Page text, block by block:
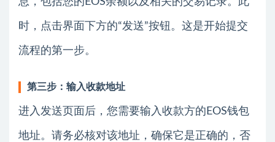
时，点击界面下方的“发送”按钮。这是开始提交
流程的第一步。
第三步：输入收款地址
进入发送页面后，您需要输入收款方的EOS钱包
地址。请务必核对该地址，确保它是正确的，否